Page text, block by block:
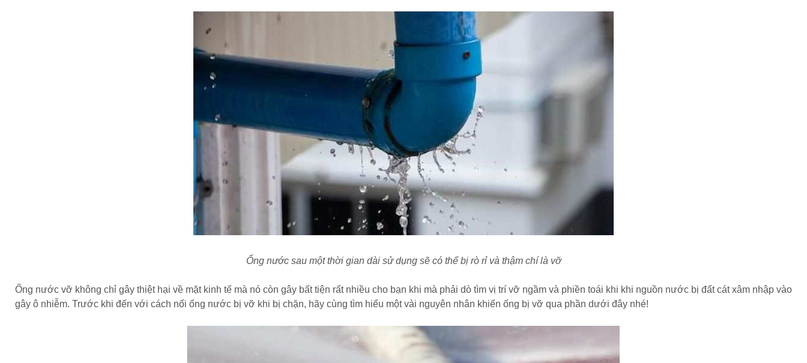
Ống nước sau một thời gian dài sử dụng sẽ có thể bị rò rỉ và thậm chí là vỡ
Ống nước vỡ không chỉ gây thiệt hại về mặt kinh tế mà nó còn gây bất tiện rất nhiều cho bạn khi mà phải dò tìm vị trí vỡ ngầm và phiền toái khi khi nguồn nước bị đất cát xâm nhập vào
gây ô nhiễm. Trước khi đến với cách nối ống nước bị vỡ khi bị chặn, hãy cùng tìm hiểu một vài nguyên nhân khiến ống bị vỡ qua phần dưới đây nhé!